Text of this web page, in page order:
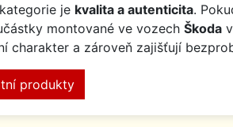
je kvalita a autenticita.
montované ve vozech Škoda
charakter a zároveň zajišťují
produkty